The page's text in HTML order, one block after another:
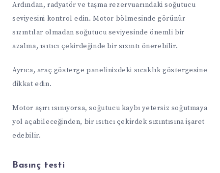
Ardından, radyatör ve taşma rezervuarındaki soğutucu
seviyesini kontrol edin. Motor bölmesinde görünür
sızıntılar olmadan soğutucu seviyesinde önemli bir
azalma, ısıtıcı çekirdeğinde bir sızıntı önerebilir.
Ayrıca, araç gösterge panelinizdeki sıcaklık göstergesine
dikkat edin.
Motor aşırı ısınıyorsa, soğutucu kaybı yetersiz soğutmaya
yol açabileceğinden, bir ısıtıcı çekirdek sızıntısına işaret
edebilir.
Basınç testi